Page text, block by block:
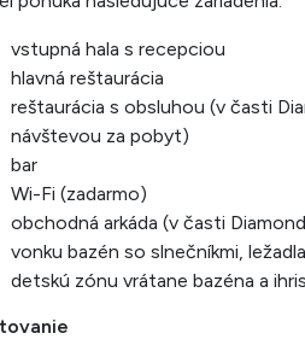
vstupná hala s recepciou
hlavná reštaurácia
reštaurácia s obsluhou (v časti
návštevou za pobyt)
bar
Wi-Fi (zadarmo)
obchodná arkáda (v časti
vonku bazén so slnečníkmi,
detskú zónu vrátane bazéna a